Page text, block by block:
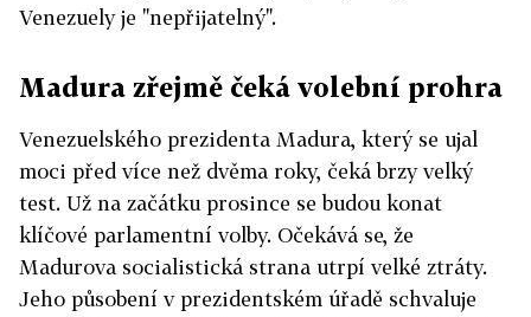
Venezuely je "nepřijatelný".
Madura zřejmě čeká volební prohra
Venezuelského prezidenta Madura, který se ujal
moci před více než dvěma roky, čeká brzy velký
test. Už na začátku prosince se budou konat
klíčové parlamentní volby. Očekává se, že
Madurova socialistická strana utrpí velké ztráty.
Jeho působení v prezidentském úřadě schvaluje